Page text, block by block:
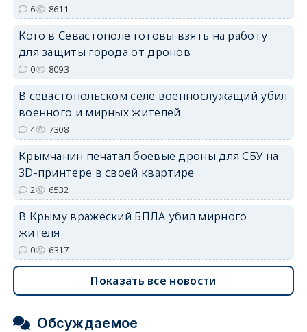
6 8611
Кого в Севастополе готовы взять на работу
для защиты города от дронов
0 8093
В севастопольском селе военнослужащий убил
военного и мирных жителей
4 7308
Крымчанин печатал боевые дроны для СБУ на
3D-принтере в своей квартире
2 6532
В Крыму вражеский БПЛА убил мирного
жителя
0 6317
Показать все новости
Обсуждаемое